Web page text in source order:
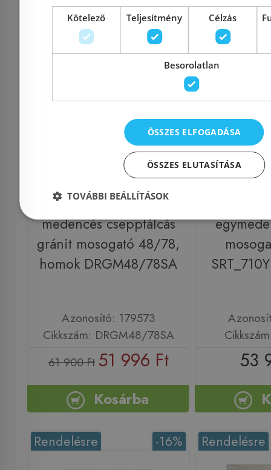
Kosárba
-16%
Ferro MEZZO II 1-
medencés csepptálcás
gránit mosogató 48/78,
homok DRGM48/78SA
Azonosító: 179573
Cikkszám: DRGM48/78SA
61 900 Ft 51 996 Ft
Kosárba
Rendelésre
53
-16%
Rendelésre Rendelésre
Kötelező Teljesítmény Célzás
Besorolatlan
ÖSSZES ELFOGADÁSA
ÖSSZES ELUTASÍTÁSA
TOVÁBBI BEÁLLÍTÁSOK